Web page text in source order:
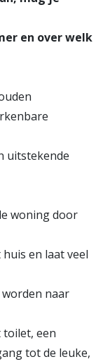
en over welk
uitstekende
woning door
en laat veel
naar
een
tot de leuke,